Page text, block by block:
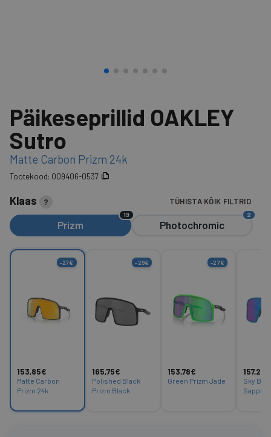
Päikeseprillid OAKLEY
Sutro
Matte Carbon Prizm 24k
Tootekood: OO9406-0537
Klaas ?
Prizm
19
Photochromic
2
TÜHISTA KÕIK FILTRID
-27€
153,85€
Matte Carbon
Prizm 24k
-29€
165,75€
Polished Black
Prizm Black
-27€
153,78€
Green Prizm Jade
157,25€
Sky